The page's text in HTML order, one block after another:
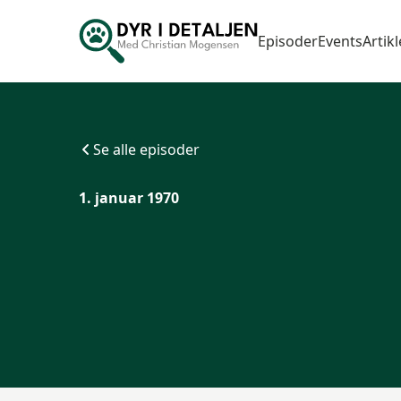
EpisoderEvents
Se alle episoder
1. januar 1970